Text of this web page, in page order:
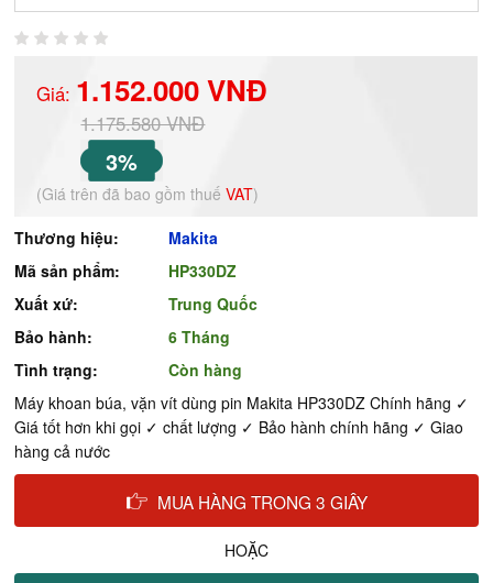
Giá: 1.152.000 VNĐ
1.175.580 VNĐ
3%
(Giá trên đã bao gồm thuếVAT)
Thương hiệu:
Makita
Mã sản phẩm:
HP330DZ
Xuất xứ:
Trung Quốc
Bảo hành:
6 Tháng
Tình trạng:
Còn hàng
Máy khoan búa, vặn vít dùng pin Makita HP330DZ Chính hãng ✓
Giá tốt hơn khi gọi ✓ chất lượng ✓ Bảo hành chính hãng ✓ Giao
hàng cả nước
MUA HÀNG TRONG 3 GIÂY
HOẶC